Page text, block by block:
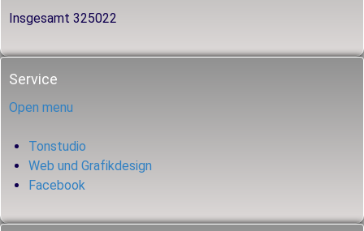
Insgesamt 325022
Service
Open menu
Tonstudio
Web und Grafikdesign
Facebook